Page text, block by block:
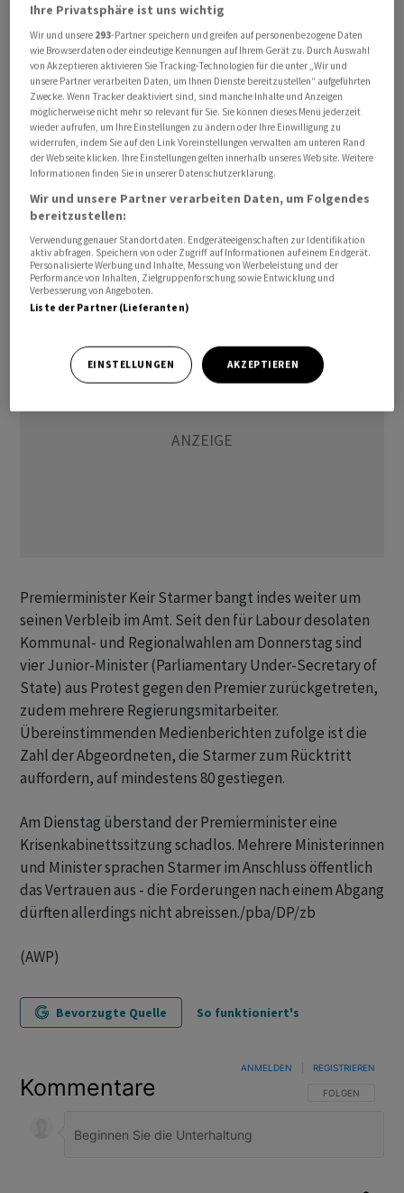
Investitionen im Bereich Verkehr und eine Reform des
Sozialsystems. Dazu gehören demnach Reformen im
maroden Gesundheitssystem NHS und Massnahmen zur
Bekämpfung von Jugendarbeitslosigkeit.
Das «State Opening» zählt zu den wichtigsten Terminen
im royalen und politischen Kalender und folgt
jahrhundertealten Regeln. Die «King's Speech» legt die
Vorhaben der Regierung dar - der König hat allerdings
keinen Einfluss auf die Inhalte, sondern trägt diese nur
vor. Der Monarch war gemeinsam mit seiner Frau Königin
Camilla (78) mit viel Pomp per Kutsche in einer
Prozession vom Buckingham-Palast angereist.
Premierminister Keir Starmer bangt indes weiter um
seinen Verbleib im Amt. Seit den für Labour desolaten
Kommunal- und Regionalwahlen am Donnerstag sind
vier Junior-Minister (Parliamentary Under-Secretary of
State) aus Protest gegen den Premier zurückgetreten,
zudem mehrere Regierungsmitarbeiter.
Übereinstimmenden Medienberichten zufolge ist die
Zahl der Abgeordneten, die Starmer zum Rücktritt
auffordern, auf mindestens 80 gestiegen.
Am Dienstag überstand der Premierminister eine
Krisenkabinettssitzung schadlos. Mehrere Ministerinnen
und Minister sprachen Starmer im Anschluss öffentlich
das Vertrauen aus - die Forderungen nach einem Abgang
dürften allerdings nicht abreissen./pba/DP/zb
(AWP)
Bevorzugte Quelle So funktioniert's
Kommentare FOLGE DIESER
FOLGEN
ANMELDEN REGISTRIEREN
Ihre Privatsphäre ist uns wichtig
Wir und unsere 293-Partner speichern und greifen auf personenbezogene Daten
wie Browserdaten oder eindeutige Kennungen auf Ihrem Gerät zu. Durch Auswahl
von Akzeptieren aktivieren Sie Tracking-Technologien für die unter „Wir und
unsere Partner verarbeiten Daten, um Ihnen Dienste bereitzustellen“ aufgeführten
Zwecke. Wenn Tracker deaktiviert sind, sind manche Inhalte und Anzeigen
möglicherweise nicht mehr so relevant für Sie. Sie können dieses Menü jederzeit
wieder aufrufen, um Ihre Einstellungen zu ändern oder Ihre Einwilligung zu
widerrufen, indem Sie auf den Link Voreinstellungen verwalten am unteren Rand
der Webseite klicken. Ihre Einstellungen gelten innerhalb unseres Website. Weitere
Informationen finden Sie in unserer Datenschutzerklärung.
Wir und unsere Partner verarbeiten Daten, um Folgendes
bereitzustellen:
Verwendung genauer Standortdaten. Endgeräteeigenschaften zur Identifikation
aktiv abfragen. Speichern von oder Zugriff auf Informationen auf einem Endgerät.
Personalisierte Werbung und Inhalte, Messung von Werbeleistung und der
Performance von Inhalten, Zielgruppenforschung sowie Entwicklung und
Verbesserung von Angeboten.
Liste der Partner (Lieferanten)
EINSTELLUNGEN AKZEPTIEREN